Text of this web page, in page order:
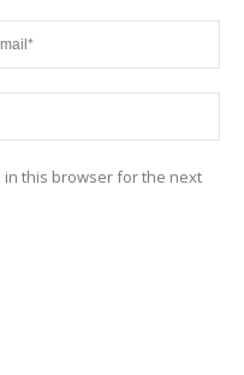
in this browser for the next